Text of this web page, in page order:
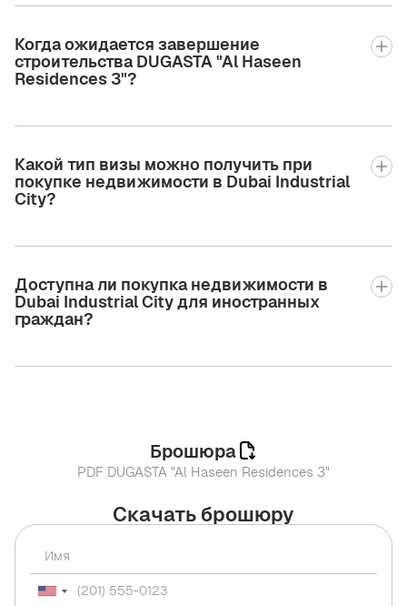
Когда ожидается завершение
строительства DUGASTA "Al Haseen
Residences 3"?
Какой тип визы можно получить при
покупке недвижимости в Dubai Industrial
City?
Доступна ли покупка недвижимости в
Dubai Industrial City для иностранных
граждан?
Скачать брошюру
Брошюра
PDF DUGASTA "Al Haseen Residences 3"